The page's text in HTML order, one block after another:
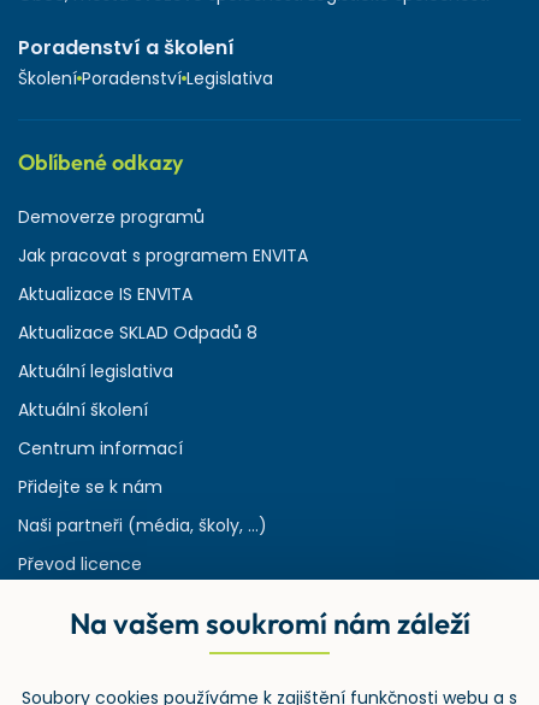
Poradenství a školení
Školení Poradenství Legislativa
Oblíbené odkazy
Demoverze programů
Jak pracovat s programem ENVITA
Aktualizace IS ENVITA
Aktualizace SKLAD Odpadů 8
Aktuální legislativa
Aktuální školení
Centrum informací
Přidejte se k nám
Naši partneři (média, školy, ...)
Převod licence
Rejstřík používaných zkratek v odpadech
Na vašem soukromí nám záleží
Soubory cookies používáme k zajištění funkčnosti webu a s